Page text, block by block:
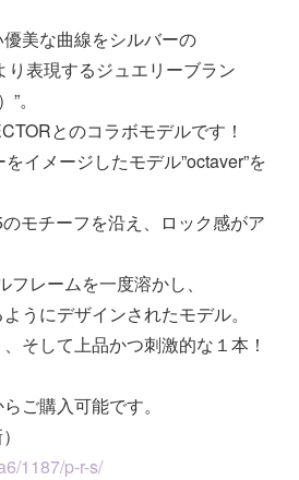
美な曲線をシルバーの
り表現するジュエリーブラン
。
とのコラボモデルです！
イメージしたモデル”octaver”を
モチーフを沿え、ロック感がア
フレームを一度溶かし、
うにデザインされたモデル。
そして上品かつ刺激的な１本！
ご購入可能です。
1187/p-r-s/